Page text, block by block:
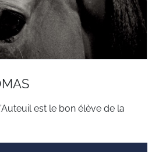
est le bon élève de la